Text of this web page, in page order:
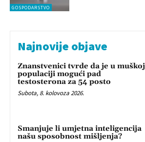
GOSPODARSTVO
Najnovije objave
Znanstvenici tvrde da je u muškoj
populaciji mogući pad
testosterona za 54 posto
Subota, 8. kolovoza 2026.
Smanjuje li umjetna inteligencija
našu sposobnost mišljenja?